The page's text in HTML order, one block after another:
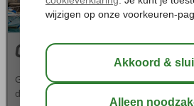
Gran Canaria
Gran Canaria is een verrassende
dorpjes, grillige bergen, bloeiende weiden,